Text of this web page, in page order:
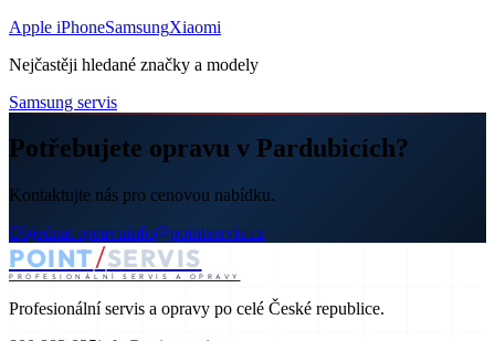
Apple iPhoneSamsungXiaomi
Nejčastěji hledané značky a modely
Samsung servis
Potřebujete opravu v Pardubicích?
Kontaktujte nás pro cenovou nabídku.
Objednat opravuinfo@pointservis.cz
POINT/SERVIS
PROFESIONÁLNÍ SERVIS A OPRAVY
Profesionální servis a opravy po celé České republice.